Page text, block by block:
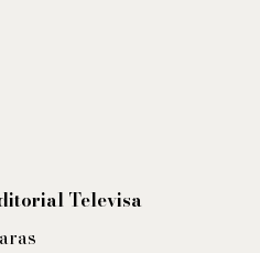
Televisa